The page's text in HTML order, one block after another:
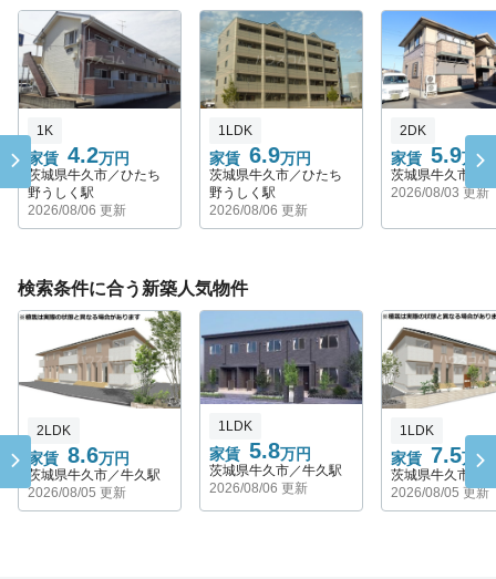
1K
家賃 4.2万円
茨城県牛久市／ひたち
野うしく駅
2026/08/06 更新
1LDK
家賃 6.9万円
茨城県牛久市／ひたち
野うしく駅
2026/08/06 更新
2DK
家賃 5.9万円
茨城県牛久市／
2026/08/03 更新
検索条件に合う新築人気物件
2LDK
家賃 8.6万円
茨城県牛久市／牛久駅
2026/08/05 更新
1LDK
家賃 5.8万円
茨城県牛久市／牛久駅
2026/08/06 更新
1LDK
家賃 7.5万円
茨城県牛久市／
2026/08/05 更新